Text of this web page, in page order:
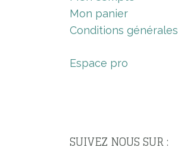
Mon panier
Conditions générales
Espace pro
SUIVEZ NOUS SUR :